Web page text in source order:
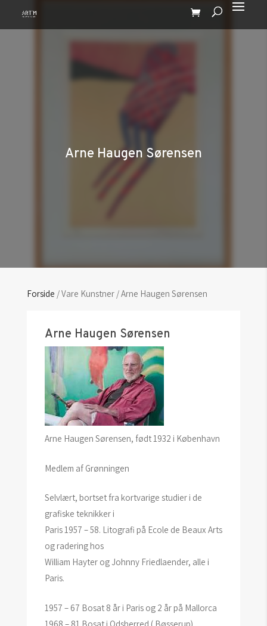
Arne Haugen Sørensen
Forside / Vare Kunstner / Arne Haugen Sørensen
Arne Haugen Sørensen
Arne Haugen Sørensen, født 1932 i København
Medlem af Grønningen
Selvlært, bortset fra kortvarige studier i de
grafiske teknikker i
Paris 1957 – 58. Litografi på Ecole de Beaux Arts
og radering hos
William Hayter og Johnny Friedlaender, alle i
Paris.
1957 – 67 Bosat 8 år i Paris og 2 år på Mallorca
1968 – 81 Bosat i Odsherred ( Bøsserup)